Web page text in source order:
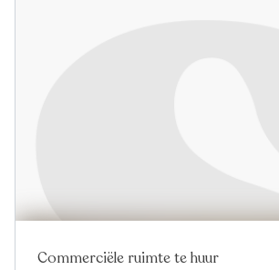
Commerciële ruimte te huur